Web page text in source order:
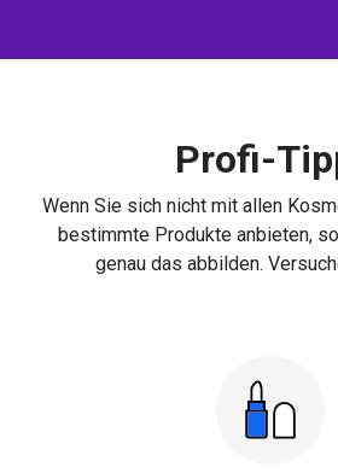
Profi-
Wenn Sie sich nicht mit allen
bestimmte Produkte anbieten,
genau das abbilden.